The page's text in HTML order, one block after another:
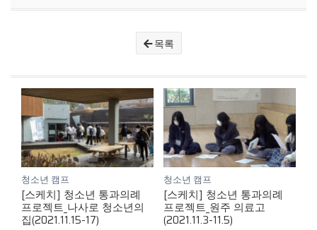
목록
청소년 캠프
[스케치] 청소년 통과의례
프로젝트_나사로 청소년의
집(2021.11.15-17)
청소년 캠프
[스케치] 청소년 통과의례
프로젝트_원주 의료고
(2021.11.3-11.5)